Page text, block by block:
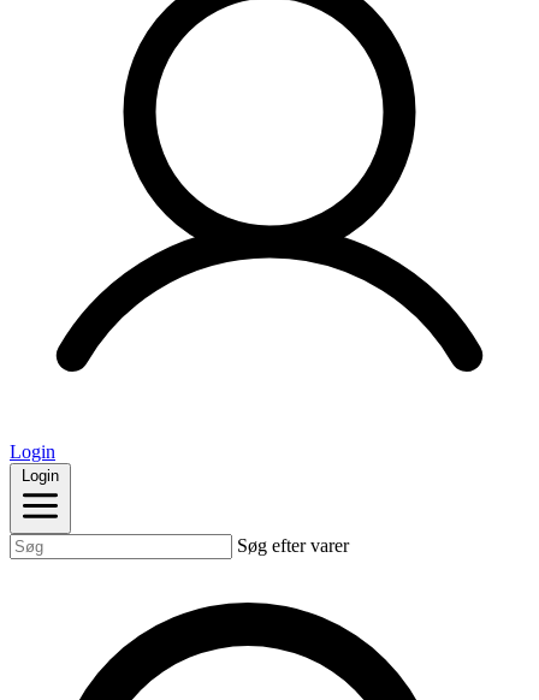
Login
Login
Søg efter varer